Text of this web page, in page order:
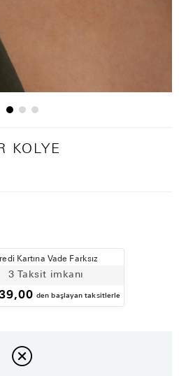
KOLYE
Kartına Vade Farksız
3 Taksit imkanı
den başlayan taksitlerle